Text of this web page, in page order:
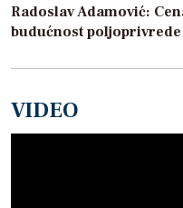
Radoslav Adamović:
budućnost
VIDEO